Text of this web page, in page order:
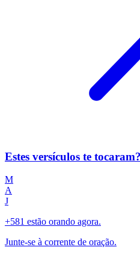
Estes versículos te
M
A
J
+581 estão orando agora.
Junte-se à corrente de oração.